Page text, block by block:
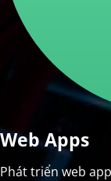
Web Apps
Phát triển web